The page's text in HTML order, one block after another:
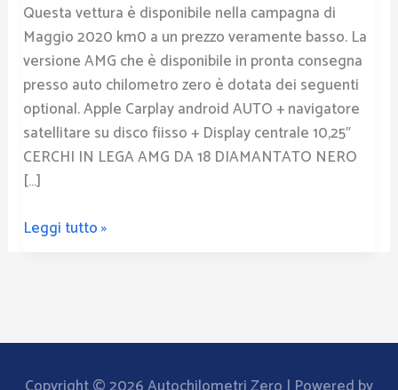
Questa vettura è disponibile nella campagna di
Maggio 2020 km0 a un prezzo veramente basso. La
versione AMG che è disponibile in pronta consegna
presso auto chilometro zero è dotata dei seguenti
optional. Apple Carplay android AUTO + navigatore
satellitare su disco fiisso + Display centrale 10,25″
CERCHI IN LEGA AMG DA 18 DIAMANTATO NERO
[…]
di
Maggio
2020
Leggi tutto »